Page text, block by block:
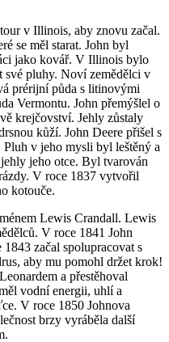
v Illinois, aby znovu začal.
se měl starat. John byl
jako kovář. V Illinois bylo
své pluhy. Noví zemědělci v
prérijní půda s litinovými
Vermontu. John přemýšlel o
krejčovství. Jehly zůstaly
kůží. John Deere přišel s
v jeho mysli byl leštěný a
jeho otce. Byl tvarován
V roce 1837 vytvořil
kotouče.
Lewis Crandall. Lewis
V roce 1841 John
začal spolupracovat s
aby mu pomohl držet krok!
a přestěhoval
vodní energii, uhlí a
V roce 1850 Johnova
brzy vyráběla další